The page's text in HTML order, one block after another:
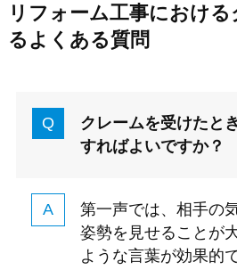
リフォーム工事におけ
るよくある質問
クレームを受けたと
すればよいですか？
第一声では、相手の
姿勢を見せることが
ような言葉が効果的